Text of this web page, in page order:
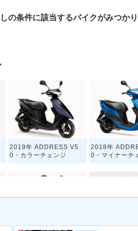
の条件に該当するバイクがみつかり
2019年 ADDRESS V5
0・カラーチェンジ
2018年
0・マイナーチ